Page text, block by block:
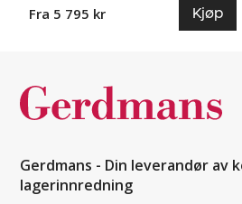
Fra 5 795 kr Kjøp
Gerdmans - Din leverandør av
lagerinnredning